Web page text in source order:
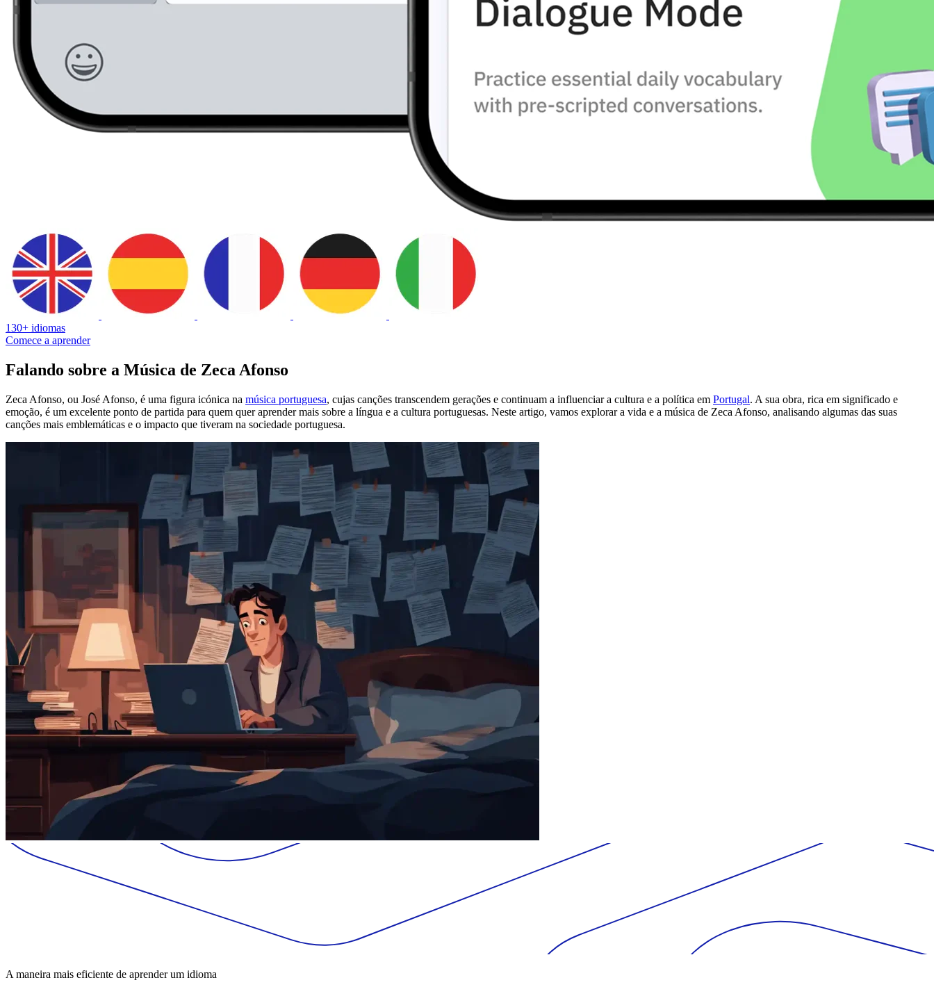
130+ idiomas
Comece a aprender
Falando sobre a Música de Zeca Afonso
Zeca Afonso, ou José Afonso, é uma figura icónica na música portuguesa, cujas canções transcendem gerações e continuam a influenciar a cultura e a política em Portugal. A sua obra, rica em significado e
emoção, é um excelente ponto de partida para quem quer aprender mais sobre a língua e a cultura portuguesas. Neste artigo, vamos explorar a vida e a música de Zeca Afonso, analisando algumas das suas
canções mais emblemáticas e o impacto que tiveram na sociedade portuguesa.
A maneira mais eficiente de aprender um idioma